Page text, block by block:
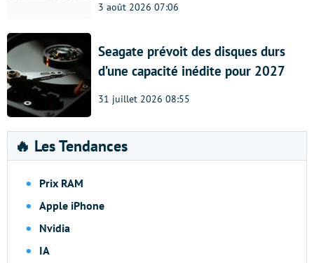
3 août 2026 07:06
Seagate prévoit des disques durs
d’une capacité inédite pour 2027
31 juillet 2026 08:55
🔥 Les Tendances
Prix RAM
Apple iPhone
Nvidia
IA